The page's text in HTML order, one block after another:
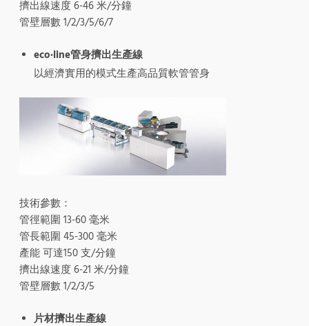
擠出線速度 6-46 米/分鐘
管壁層數 1/2/3/5/6/7
eco·line管身擠出生產線
以經濟實用的模式生產高品質軟管管身
技術參數：
管徑範圍 13-60 毫米
管長範圍 45-300 毫米
產能 可達150 支/分鐘
擠出線速度 6-21 米/分鐘
管壁層數 1/2/3/5
片材擠出生產線